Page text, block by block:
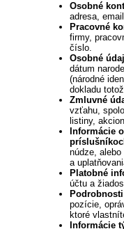
Osobné
adresa,
Pracovné
firmy,
číslo.
Osobné
dátum
(národné
dokladu
Zmluvné
vzťahu,
listiny,
Informácie
núdze,
a
Platobné
účtu a
pozície,
ktoré
Informácie